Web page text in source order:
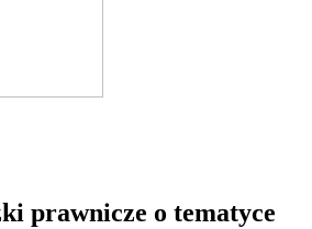
prawnicze o tematyce